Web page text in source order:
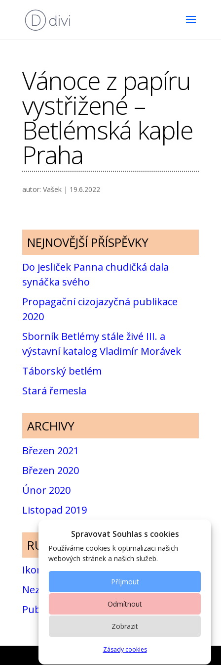
Spravovat Souhlas s cookies
Používáme cookies k optimalizaci našich
webových stránek a našich služeb.
Příjmout
Odmítnout
Zobrazit
Zásady cookies
Vánoce z papíru
vystřižené –
Betlémská kaple
Praha
autor: Vašek| 19.6.2022
NEJNOVĚJŠÍ PŘÍSPĚVKY
Do jesliček Panna chudičká dala
synáčka svého
Propagační cizojazyčná publikace
2020
Sborník Betlémy stále živé III. a
výstavní katalog Vladimír Morávek
Táborský betlém
Stará řemesla
ARCHIVY
Březen 2021
Březen 2020
Únor 2020
Listopad 2019
RUBRIKY
Ikony
Nezařazené
Publikace